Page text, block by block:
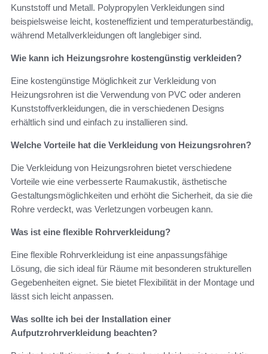
Kunststoff und Metall. Polypropylen Verkleidungen sind
beispielsweise leicht, kosteneffizient und temperaturbeständig,
während Metallverkleidungen oft langlebiger sind.
Wie kann ich Heizungsrohre kostengünstig verkleiden?
Eine kostengünstige Möglichkeit zur Verkleidung von
Heizungsrohren ist die Verwendung von PVC oder anderen
Kunststoffverkleidungen, die in verschiedenen Designs
erhältlich sind und einfach zu installieren sind.
Welche Vorteile hat die Verkleidung von Heizungsrohren?
Die Verkleidung von Heizungsrohren bietet verschiedene
Vorteile wie eine verbesserte Raumakustik, ästhetische
Gestaltungsmöglichkeiten und erhöht die Sicherheit, da sie die
Rohre verdeckt, was Verletzungen vorbeugen kann.
Was ist eine flexible Rohrverkleidung?
Eine flexible Rohrverkleidung ist eine anpassungsfähige
Lösung, die sich ideal für Räume mit besonderen strukturellen
Gegebenheiten eignet. Sie bietet Flexibilität in der Montage und
lässt sich leicht anpassen.
Was sollte ich bei der Installation einer
Aufputzrohrverkleidung beachten?